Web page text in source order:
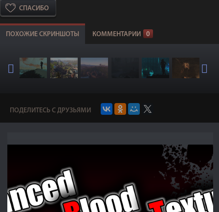
СПАСИБО
ПОХОЖИЕ СКРИНШОТЫ КОММЕНТАРИИ 0
ПОДЕЛИТЕСЬ С ДРУЗЬЯМИ